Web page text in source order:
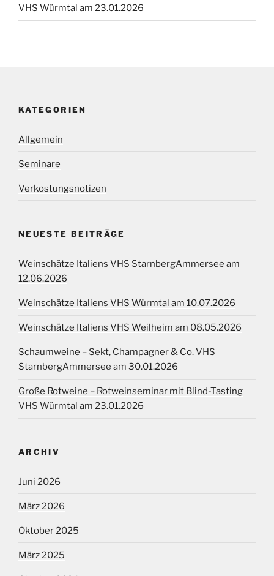
VHS Würmtal am 23.01.2026
KATEGORIEN
Allgemein
Seminare
Verkostungsnotizen
NEUESTE BEITRÄGE
Weinschätze Italiens VHS StarnbergAmmersee am
12.06.2026
Weinschätze Italiens VHS Würmtal am 10.07.2026
Weinschätze Italiens VHS Weilheim am 08.05.2026
Schaumweine – Sekt, Champagner & Co. VHS
StarnbergAmmersee am 30.01.2026
Große Rotweine – Rotweinseminar mit Blind-Tasting
VHS Würmtal am 23.01.2026
ARCHIV
Juni 2026
März 2026
Oktober 2025
März 2025